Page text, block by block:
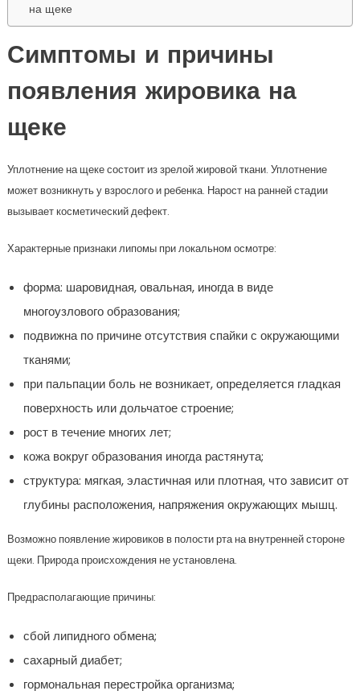
на щеке
Симптомы и причины
появления жировика на
щеке
Уплотнение на щеке состоит из зрелой жировой ткани. Уплотнение
может возникнуть у взрослого и ребенка. Нарост на ранней стадии
вызывает косметический дефект.
Характерные признаки липомы при локальном осмотре:
форма: шаровидная, овальная, иногда в виде
многоузлового образования;
подвижна по причине отсутствия спайки с окружающими
тканями;
при пальпации боль не возникает, определяется гладкая
поверхность или дольчатое строение;
рост в течение многих лет;
кожа вокруг образования иногда растянута;
структура: мягкая, эластичная или плотная, что зависит от
глубины расположения, напряжения окружающих мышц.
Возможно появление жировиков в полости рта на внутренней стороне
щеки. Природа происхождения не установлена.
Предрасполагающие причины:
сбой липидного обмена;
сахарный диабет;
гормональная перестройка организма;